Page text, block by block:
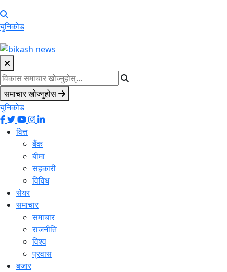
युनिकोड
समाचार खोज्नुहोस
युनिकोड
वित्त
बैंक
बीमा
सहकारी
विविध
सेयर
समाचार
समाचार
राजनीति
विश्व
प्रवास
बजार